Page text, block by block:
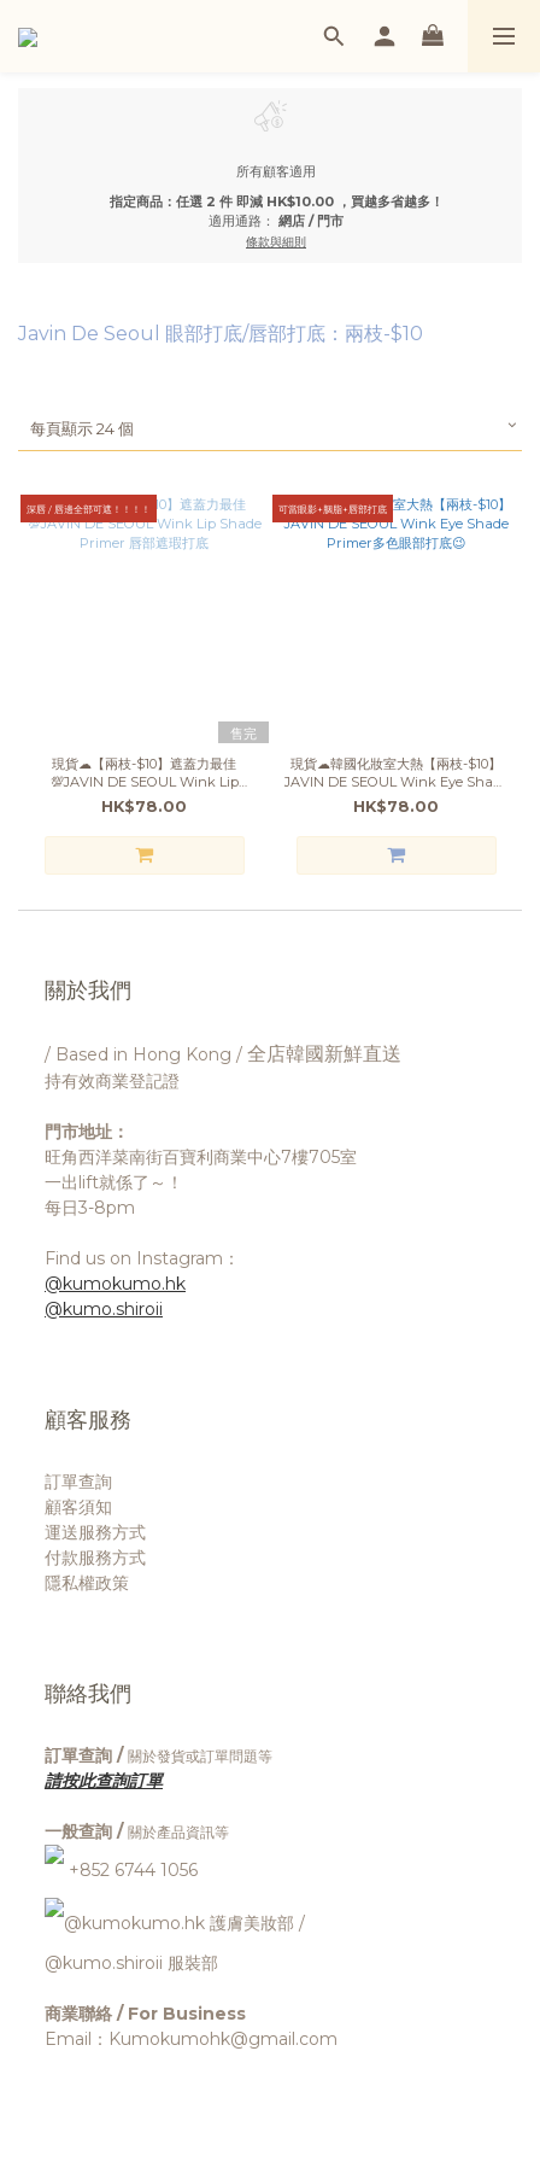
所有顧客適用
指定商品：任選 2 件 即減 HK$10.00 ，買越多省越多！
適用通路： 網店 / 門市
條款與細則
Javin De Seoul 眼部打底/唇部打底：兩枝-$10
每頁顯示 24 個
深唇 / 唇邊全部可遮！！！！
售完
現貨☁【兩枝-$10】遮蓋力最佳
💯JAVIN DE SEOUL Wink Lip
Shade Primer 唇部遮瑕打底
HK$78.00
可當眼影+胭脂+唇部打底
現貨☁韓國化妝室大熱【兩枝-$10】
JAVIN DE SEOUL Wink Eye Shade
Primer多色眼部打底😉
HK$78.00
關於我們
/ Based in Hong Kong / 全店韓國新鮮直送
持有效商業登記證
門市地址：
旺角西洋菜南街百寶利商業中心7樓705室
一出lift就係了～！
每日3-8pm
Find us on Instagram：
@kumokumo.hk
@kumo.shiroii
顧客服務
訂單查詢
顧客須知
運送服務方式
付款服務方式
隱私權政策
聯絡我們
訂單查詢 / 關於發貨或訂單問題等
請按此查詢訂單
一般查詢 / 關於產品資訊等
+852 6744 1056
@kumokumo.hk 護膚美妝部 /
@kumo.shiroii 服裝部
商業聯絡 / For Business
Email：Kumokumohk@gmail.com